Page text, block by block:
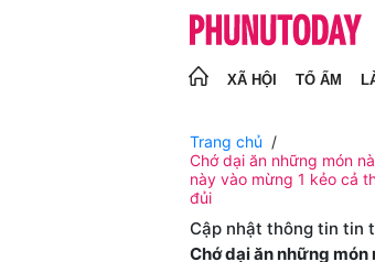
XÃ HỘI TỔ ẤM
Trang chủ
Chớ dại ăn những món
này vào mừng 1 kẻo cả
đủi
Cập nhật thông tin tin
Chớ dại ăn những